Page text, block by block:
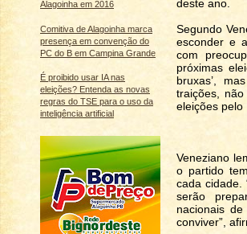
Alagoinha em 2016
Comitiva de Alagoinha marca
presença em convenção do
PC do B em Campina Grande
É proibido usar IA nas
eleições? Entenda as novas
regras do TSE para o uso da
inteligência artificial
deste ano.
Segundo
esconder e
com
próximas
bruxas’,
traições,
eleições pelo
Veneziano
o partido
cada cidade.
serão
nacionais
conviver”,